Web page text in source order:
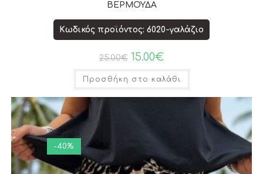
ΒΕΡΜΟΥΔΑ
Κωδικός προϊόντος: 6020-γαλάζιο
25.00€ 15.00€
Προσθήκη στο καλάθι
-40%